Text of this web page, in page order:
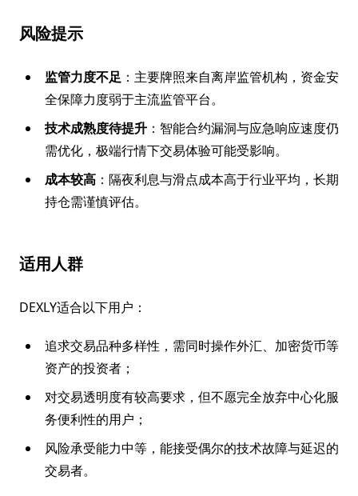
风险提示
监管力度不足 ：主要牌照来自离岸监管机构，资金安
全保障力度弱于主流监管平台。
技术成熟度待提升 ：智能合约漏洞与应急响应速度仍
需优化，极端行情下交易体验可能受影响。
成本较高 ：隔夜利息与滑点成本高于行业平均，长期
持仓需谨慎评估。
适用人群
DEXLY适合以下用户：
追求交易品种多样性，需同时操作外汇、加密货币等
资产的投资者；
对交易透明度有较高要求，但不愿完全放弃中心化服
务便利性的用户；
风险承受能力中等，能接受偶尔的技术故障与延迟的
交易者。